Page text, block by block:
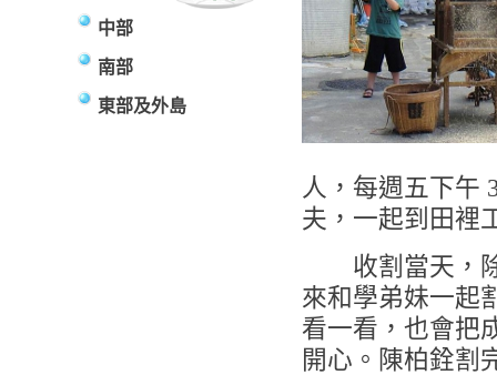
中部
南部
東部及外島
人，每週五下午
夫，一起到田裡
收割當天，除
來和學弟妹一起
看一看，也會把
開心。陳柏銓割